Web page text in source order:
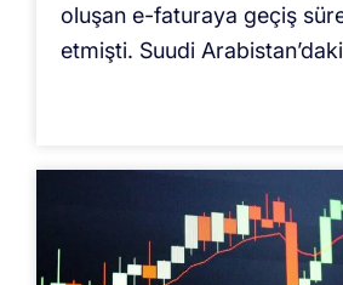
oluşan e-faturaya geçiş
etmişti. Suudi